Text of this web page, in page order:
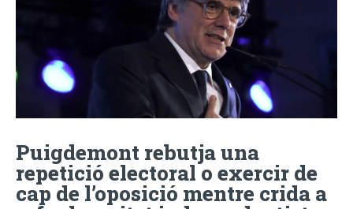
Puigdemont rebutja una
repetició electoral o exercir de
cap de l’oposició mentre crida a